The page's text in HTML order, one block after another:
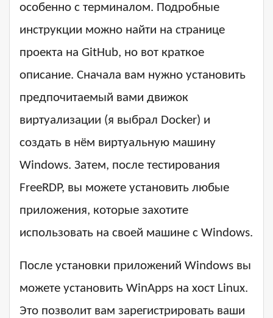
особенно с терминалом. Подробные
инструкции можно найти на странице
проекта на GitHub, но вот краткое
описание. Сначала вам нужно установить
предпочитаемый вами движок
виртуализации (я выбрал Docker) и
создать в нём виртуальную машину
Windows. Затем, после тестирования
FreeRDP, вы можете установить любые
приложения, которые захотите
использовать на своей машине с Windows.
После установки приложений Windows вы
можете установить WinApps на хост Linux.
Это позволит вам зарегистрировать ваши